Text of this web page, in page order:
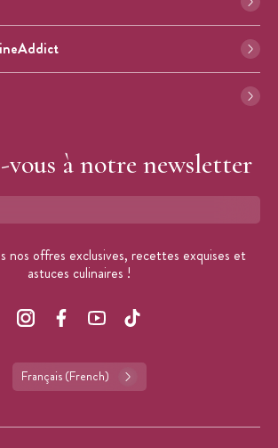
vous à notre newsletter
nos offres exclusives, recettes exquises et
astuces culinaires !
Français (French)